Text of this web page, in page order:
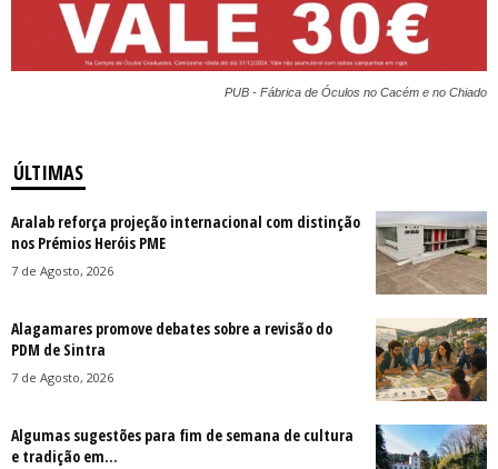
PUB - Fábrica de Óculos no Cacém e no Chiado
ÚLTIMAS
Aralab reforça projeção internacional com distinção
nos Prémios Heróis PME
7 de Agosto, 2026
Alagamares promove debates sobre a revisão do
PDM de Sintra
7 de Agosto, 2026
Algumas sugestões para fim de semana de cultura
e tradição em...